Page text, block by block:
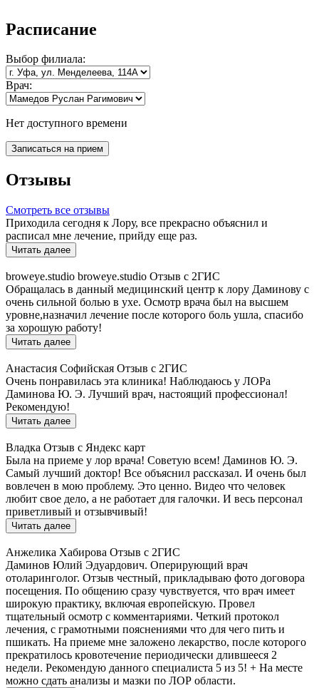
Расписание
Выбор филиала:
Врач:
Нет доступного времени
Записаться на прием
Отзывы
Смотреть все отзывы
Приходила сегодня к Лору, все прекрасно объяснил и
расписал мне лечение, прийду еще раз.
Читать далее
broweye.studio broweye.studio Отзыв с 2ГИС
Обращалась в данный медицинский центр к лору Даминову с
очень сильной болью в ухе. Осмотр врача был на высшем
уровне,назначил лечение после которого боль ушла, спасибо
за хорошую работу!
Читать далее
Анастасия Софийская Отзыв с 2ГИС
Очень понравилась эта клиника! Наблюдаюсь у ЛОРа
Даминова Ю. Э. Лучший врач, настоящий профессионал!
Рекомендую!
Читать далее
Владка Отзыв с Яндекс карт
Была на приеме у лор врача! Советую всем! Даминов Ю. Э.
Самый лучший доктор! Все объяснил рассказал. И очень был
вовлечен в мою проблему. Это ценно. Видео что человек
любит свое дело, а не работает для галочки. И весь персонал
приветливый и отзывчивый!
Читать далее
Анжелика Хабирова Отзыв с 2ГИС
Даминов Юлий Эдуардович. Оперирующий врач
отоларинголог. Отзыв честный, прикладываю фото договора
посещения. По общению сразу чувствуется, что врач имеет
широкую практику, включая европейскую. Провел
тщательный осмотр с комментариями. Четкий протокол
лечения, с грамотными пояснениями что для чего пить и
пшикать. На приеме мне заложено лекарство, после которого
прекратилось кровотечение периодически длившееся 2
недели. Рекомендую данного специалиста 5 из 5! + На месте
можно сдать анализы и мазки по ЛОР области.